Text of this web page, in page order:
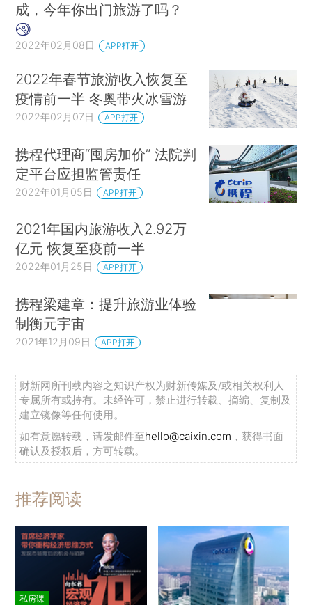
成，今年你出门旅游了吗？
2022年02月08日 APP打开
2022年春节旅游收入恢复至
疫情前一半 冬奥带火冰雪游
2022年02月07日 APP打开
携程代理商“囤房加价” 法院判
定平台应担监管责任
2022年01月05日 APP打开
2021年国内旅游收入2.92万
亿元 恢复至疫前一半
2022年01月25日 APP打开
携程梁建章：提升旅游业体验
制衡元宇宙
2021年12月09日 APP打开
财新网所刊载内容之知识产权为财新传媒及/或相关权利人
专属所有或持有。未经许可，禁止进行转载、摘编、复制及
建立镜像等任何使用。
如有意愿转载，请发邮件至hello@caixin.com ，获得书面
确认及授权后，方可转载。
推荐阅读
私房课